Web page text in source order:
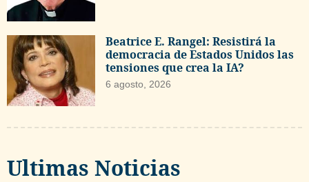
Beatrice E. Rangel: Resistirá la
democracia de Estados Unidos las
tensiones que crea la IA?
6 agosto, 2026
Ultimas Noticias